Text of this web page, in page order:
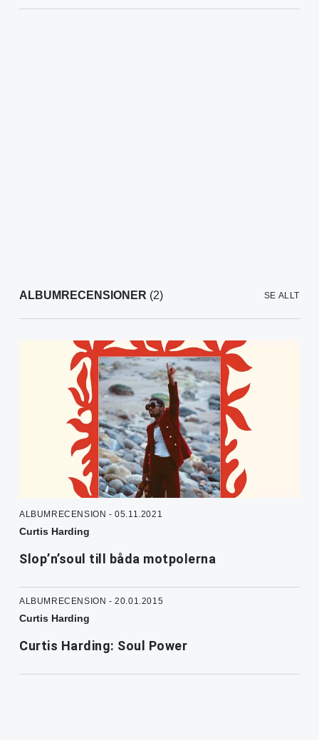
ALBUMRECENSIONER (2) SE ALLT
ALBUMRECENSION - 05.11.2021
Curtis Harding
Slop’n’soul till båda motpolerna
ALBUMRECENSION - 20.01.2015
Curtis Harding
Curtis Harding: Soul Power